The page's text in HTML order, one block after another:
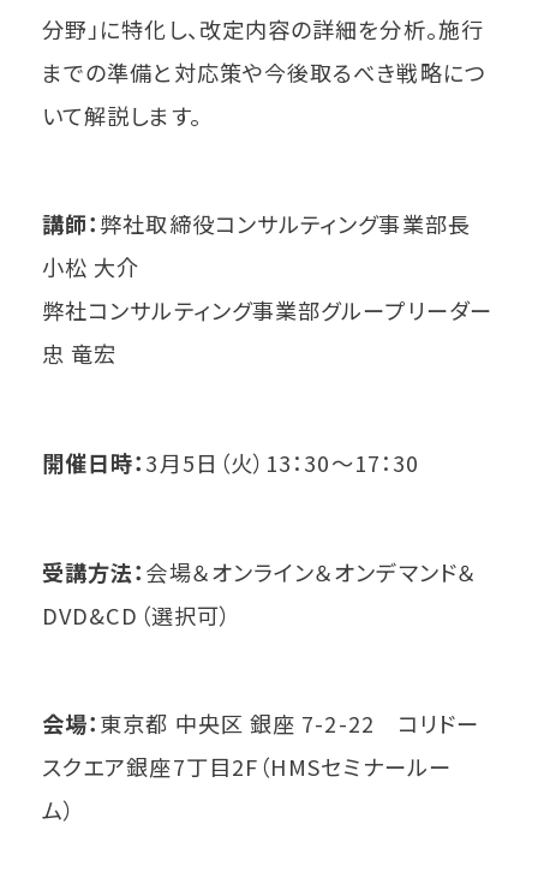
分野」に特化し、改定内容の詳細を分析。施行
までの準備と対応策や今後取るべき戦略につ
いて解説します。
講師：弊社取締役コンサルティング事業部長
小松 大介
弊社コンサルティング事業部グループリーダー
忠 竜宏
開催日時：3月5日（火）13：30～17：30
受講方法：会場＆オンライン＆オンデマンド＆
DVD&CD（選択可）
会場：東京都 中央区 銀座 7-2-22 コリドー
スクエア銀座7丁目2F（HMSセミナールー
ム）